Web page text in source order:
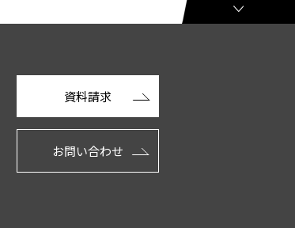
資料請求
お問い合わせ